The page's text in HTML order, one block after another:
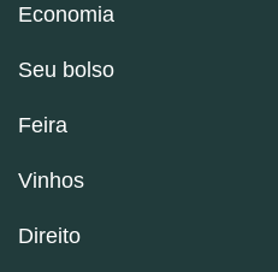
Economia
Seu bolso
Feira
Vinhos
Direito